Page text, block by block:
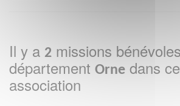
Il y a 2 missions
département Orne dans
association